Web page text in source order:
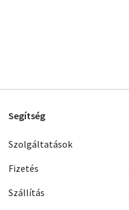
Segítség
Szolgáltatások
Fizetés
Szállítás